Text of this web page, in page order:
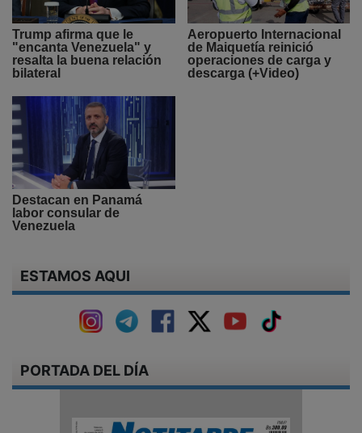
Trump afirma que le
"encanta Venezuela" y
resalta la buena relación
bilateral
Aeropuerto Internacional
de Maiquetía reinició
operaciones de carga y
descarga (+Video)
Destacan en Panamá
labor consular de
Venezuela
ESTAMOS AQUI
PORTADA DEL DÍA